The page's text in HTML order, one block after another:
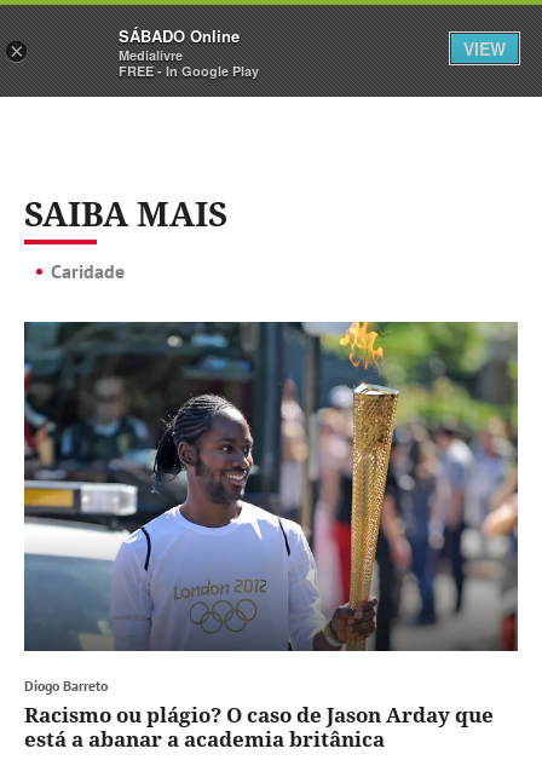
Sábado Assine Iniciar Sessão
SAIBA MAIS
Caridade
Diogo Barreto
Racismo ou plágio? O caso de Jason Arday que
está a abanar a academia britânica
×
SÁBADO Online
Medialivre
FREE - In Google Play
VIEW